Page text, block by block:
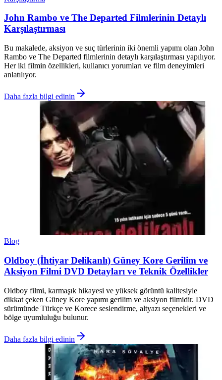
John Rambo ve The Departed Filmlerinin Detaylı
Karşılaştırması
Bu makalede, aksiyon ve suç türlerinin iki önemli yapımı olan John
Rambo ve The Departed filmlerinin detaylı karşılaştırması yapılıyor.
Her iki filmin özellikleri, kullanıcı yorumları ve film deneyimleri
anlatılıyor.
Daha fazla bilgi edinin
Blog
Oldboy (İhtiyar Delikanlı) Güney Kore Gerilim ve
Aksiyon Filmi DVD Detayları ve Teknik Özellikler
Oldboy filmi, karmaşık hikayesi ve yüksek görüntü kalitesiyle
dikkat çeken Güney Kore yapımı gerilim ve aksiyon filmidir. DVD
sürümünde Türkçe ve Korece seslendirme, altyazı seçenekleri ve
bölge uyumluluğu bulunur.
Daha fazla bilgi edinin